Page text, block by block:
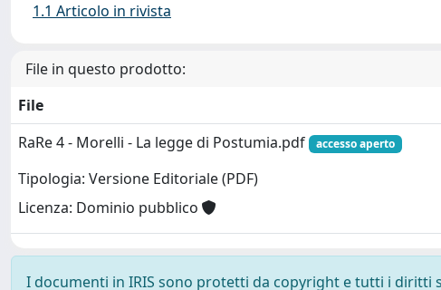
1.1 Articolo in rivista
File in questo prodotto:
File
RaRe 4 - Morelli - La legge di Postumia.pdf
accesso aperto
Tipologia: Versione Editoriale (PDF)
Licenza: Dominio pubblico
I documenti in IRIS sono protetti da copyright e tutti i diritti